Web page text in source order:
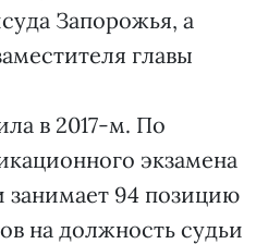
Запорожья, а
главы
в 2017-м. По
экзамена
занимает 94 позицию
на должность судьи